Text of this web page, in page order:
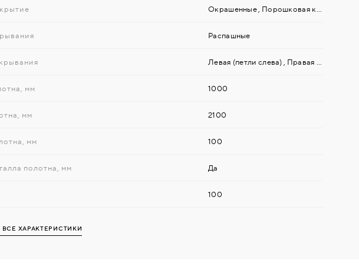
Окрашенные Порошковая краска
Распашные
Левая (петли слева) Правая (петли справа)
мм 1000
мм 2100
мм 100
полотна, мм Да
100
ХАРАКТЕРИСТИКИ